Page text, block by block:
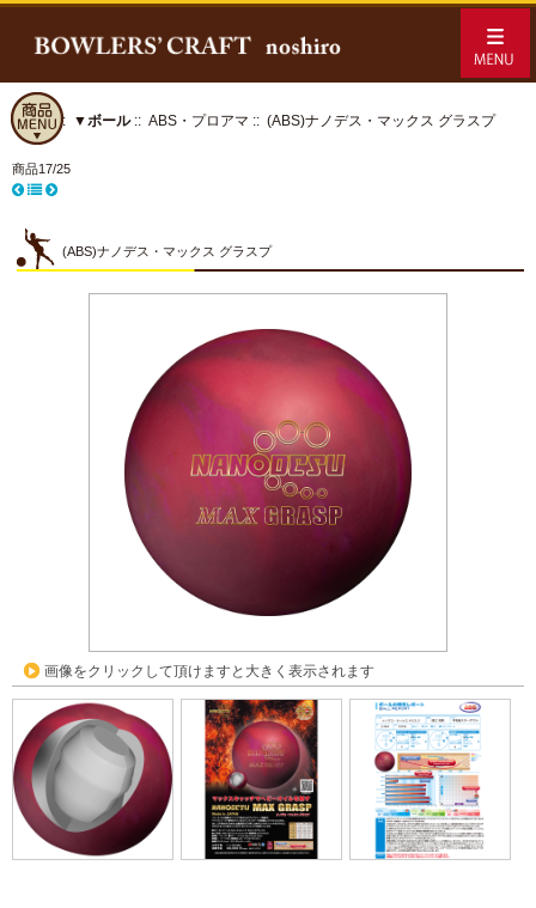
ホーム:: ▼ボール:: ABS・プロアマ :: (ABS)ナノデス・マックス グラスプ
商品17/25
(ABS)ナノデス・マックス グラスプ
画像をクリックして頂けますと大きく表示されます